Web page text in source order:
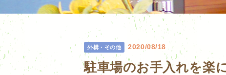
外構・その他 2020/08/18
駐車場のお手入れを楽